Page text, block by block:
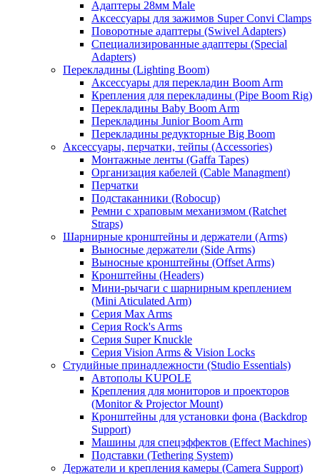
Адаптеры 28мм Male
Аксессуары для зажимов Super Convi Clamps
Поворотные адаптеры (Swivel Adapters)
Специализированные адаптеры (Special
Adapters)
Перекладины (Lighting Boom)
Аксессуары для перекладин Boom Arm
Крепления для перекладины (Pipe Boom Rig)
Перекладины Baby Boom Arm
Перекладины Junior Boom Arm
Перекладины редукторные Big Boom
Аксессуары, перчатки, тейпы (Accessories)
Монтажные ленты (Gaffa Tapes)
Организация кабелей (Cable Managment)
Перчатки
Подстаканники (Robocup)
Ремни с храповым механизмом (Ratchet
Straps)
Шарнирные кронштейны и держатели (Arms)
Выносные держатели (Side Arms)
Выносные кронштейны (Offset Arms)
Кронштейны (Headers)
Мини-рычаги с шарнирным креплением
(Mini Aticulated Arm)
Серия Max Arms
Серия Rock's Arms
Серия Super Knuckle
Серия Vision Arms & Vision Locks
Студийные принадлежности (Studio Essentials)
Автополы KUPOLE
Крепления для мониторов и проекторов
(Monitor & Projector Mount)
Кронштейны для установки фона (Backdrop
Support)
Машины для спецэффектов (Effect Machines)
Подставки (Tethering System)
Держатели и крепления камеры (Camera Support)